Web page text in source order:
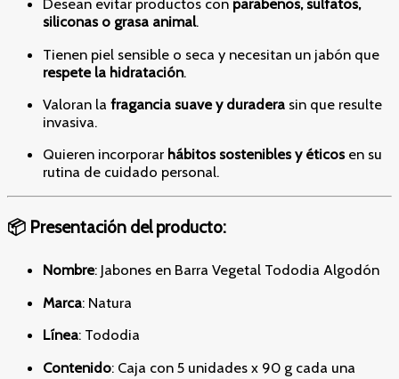
Desean evitar productos con parabenos, sulfatos,
siliconas o grasa animal.
Tienen piel sensible o seca y necesitan un jabón que
respete la hidratación.
Valoran la fragancia suave y duradera sin que resulte
invasiva.
Quieren incorporar hábitos sostenibles y éticosen su
rutina de cuidado personal.
📦 Presentación del producto:
Nombre: Jabones en Barra Vegetal Tododia Algodón
Marca: Natura
Línea: Tododia
Contenido: Caja con 5 unidades x 90 g cada una